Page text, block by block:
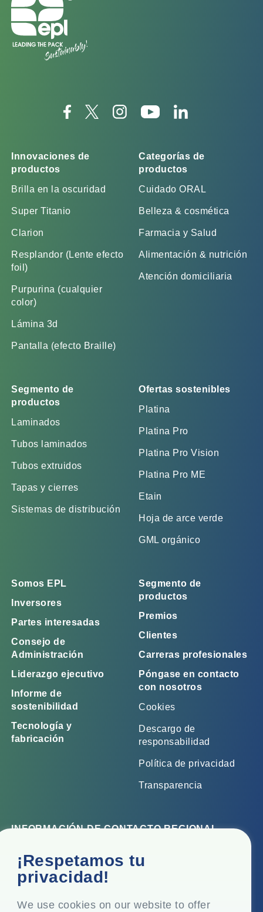
¡Respetamos tu
privacidad!
We use cookies on our website to offer
Innovaciones de
productos
Brilla en la oscuridad
Super Titanio
Clarion
Resplandor (Lente efecto
foil)
Purpurina (cualquier
color)
Lámina 3d
Pantalla (efecto Braille)
Categorías de
productos
Cuidado ORAL
Belleza & cosmética
Farmacia y Salud
Alimentación & nutrición
Atención domiciliaria
Segmento de
productos
Laminados
Tubos laminados
Tubos extruidos
Tapas y cierres
Sistemas de distribución
Ofertas sostenibles
Platina
Platina Pro
Platina Pro Vision
Platina Pro ME
Etain
Hoja de arce verde
GML orgánico
Somos EPL
Inversores
Partes interesadas
Consejo de
Administración
Liderazgo ejecutivo
Informe de
sostenibilidad
Tecnología y
fabricación
Segmento de
productos
Premios
Clientes
Carreras profesionales
Póngase en contacto
con nosotros
Cookies
Descargo de
responsabilidad
Política de privacidad
Transparencia
INFORMACIÓN DE CONTACTO REGIONAL
Oficina corporativa
Top Floor, Times Tower, Kamala City, Senapati Bapat
Marg, Lower Parel, Mumbai - 400 013, Maharashtra,